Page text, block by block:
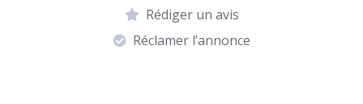
Rédiger un avis
Réclamer l’annonce